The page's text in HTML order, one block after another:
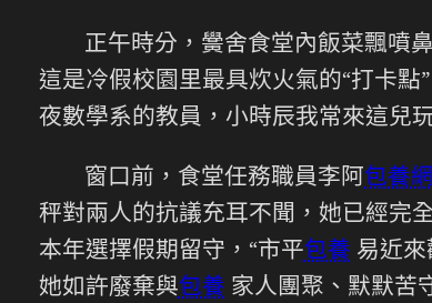
正午時分，黌舍食堂內飯菜飄噴
這是冷假校園里最具炊火氣的“打卡
夜數學系的教員，小時辰我常來這兒
窗口前，食堂任務職員李阿包養網
秤對兩人的抗議充耳不聞，她已經完
本年選擇假期留守，“市平包養 易近
她如許廢棄與包養 家人團聚、默默苦